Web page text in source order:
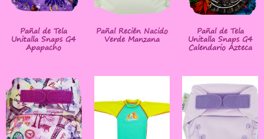
Pañal de Tela
Unitalla Snaps G4
Apapacho
Pañal Recién Nacido
Verde Manzana
Pañal de Tela
Unitalla Snaps G4
Calendario Azteca